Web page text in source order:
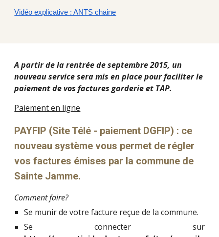
Vidéo explicative : ANTS chaine
A partir de la rentrée de septembre 2015, un
nouveau service sera mis en place pour faciliter le
paiement de vos factures garderie et TAP.
Paiement en ligne
PAYFIP (Site Télé - paiement DGFIP) : ce
nouveau système vous permet de régler
vos factures émises par la commune de
Sainte Jamme.
Comment faire?
Se munir de votre facture reçue de la commune.
Se connecter sur